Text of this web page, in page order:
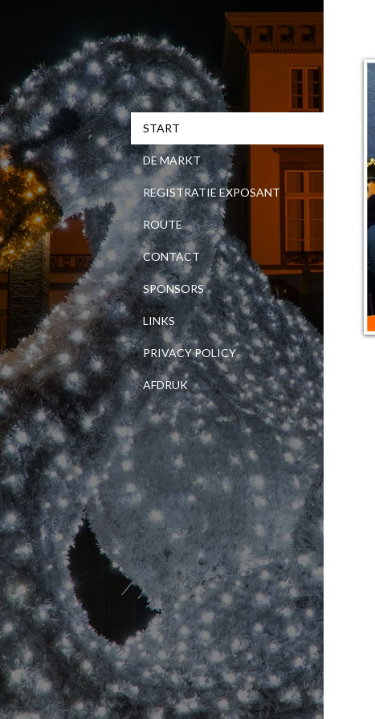
START
DE MARKT
REGISTRATIE EXPOSANT
ROUTE
CONTACT
SPONSORS
LINKS
PRIVACY POLICY
AFDRUK